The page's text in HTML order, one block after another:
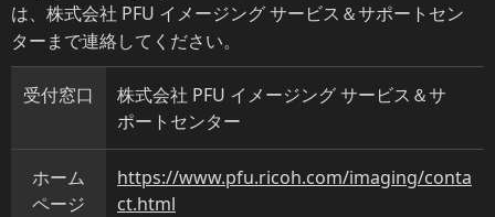
は、株式会社 PFU イメージング サービス＆サポートセン
ターまで連絡してください。
受付窓口
株式会社 PFU イメージング サービス＆サ
ポートセンター
ホーム
ページ
https://www.pfu.ricoh.com/imaging/conta
ct.html